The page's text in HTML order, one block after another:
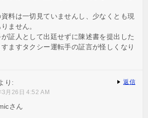
料は一切見ていませんし、少なくとも現
ません。
証人として出廷せずに陳述書を提出した
ますタクシー運転手の証言が怪しくなり
り:
3月26日 4:52 AM
さん
返信